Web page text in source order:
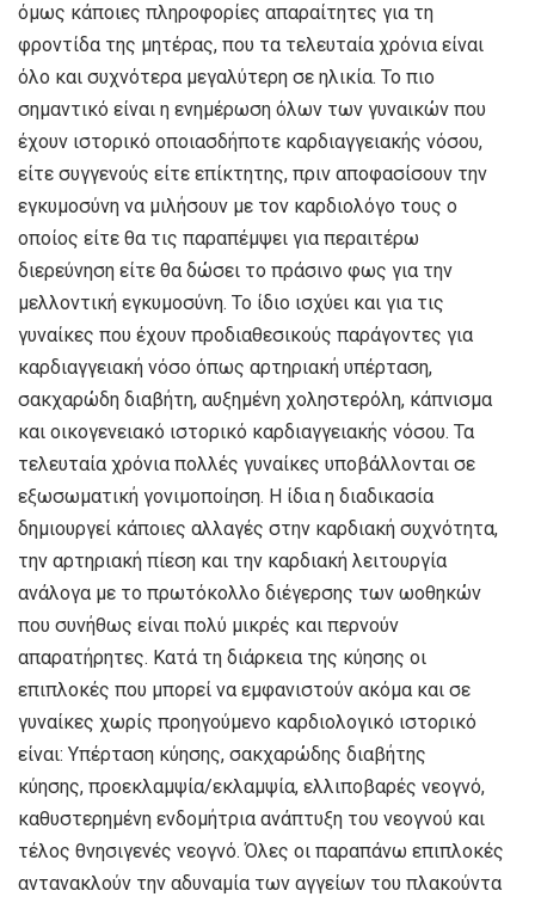
όμως κάποιες πληροφορίες απαραίτητες για τη
φροντίδα της μητέρας, που τα τελευταία χρόνια είναι
όλο και συχνότερα μεγαλύτερη σε ηλικία. Το πιο
σημαντικό είναι η ενημέρωση όλων των γυναικών που
έχουν ιστορικό οποιασδήποτε καρδιαγγειακής νόσου,
είτε συγγενούς είτε επίκτητης, πριν αποφασίσουν την
εγκυμοσύνη να μιλήσουν με τον καρδιολόγο τους ο
οποίος είτε θα τις παραπέμψει για περαιτέρω
διερεύνηση είτε θα δώσει το πράσινο φως για την
μελλοντική εγκυμοσύνη. Το ίδιο ισχύει και για τις
γυναίκες που έχουν προδιαθεσικούς παράγοντες για
καρδιαγγειακή νόσο όπως αρτηριακή υπέρταση,
σακχαρώδη διαβήτη, αυξημένη χοληστερόλη, κάπνισμα
και οικογενειακό ιστορικό καρδιαγγειακής νόσου. Τα
τελευταία χρόνια πολλές γυναίκες υποβάλλονται σε
εξωσωματική γονιμοποίηση. Η ίδια η διαδικασία
δημιουργεί κάποιες αλλαγές στην καρδιακή συχνότητα,
την αρτηριακή πίεση και την καρδιακή λειτουργία
ανάλογα με το πρωτόκολλο διέγερσης των ωοθηκών
που συνήθως είναι πολύ μικρές και περνούν
απαρατήρητες. Κατά τη διάρκεια της κύησης οι
επιπλοκές που μπορεί να εμφανιστούν ακόμα και σε
γυναίκες χωρίς προηγούμενο καρδιολογικό ιστορικό
είναι: Υπέρταση κύησης, σακχαρώδης διαβήτης
κύησης, προεκλαμψία/εκλαμψία, ελλιποβαρές νεογνό,
καθυστερημένη ενδομήτρια ανάπτυξη του νεογνού και
τέλος θνησιγενές νεογνό. Όλες οι παραπάνω επιπλοκές
αντανακλούν την αδυναμία των αγγείων του πλακούντα